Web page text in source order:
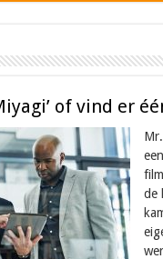
of vind er
de